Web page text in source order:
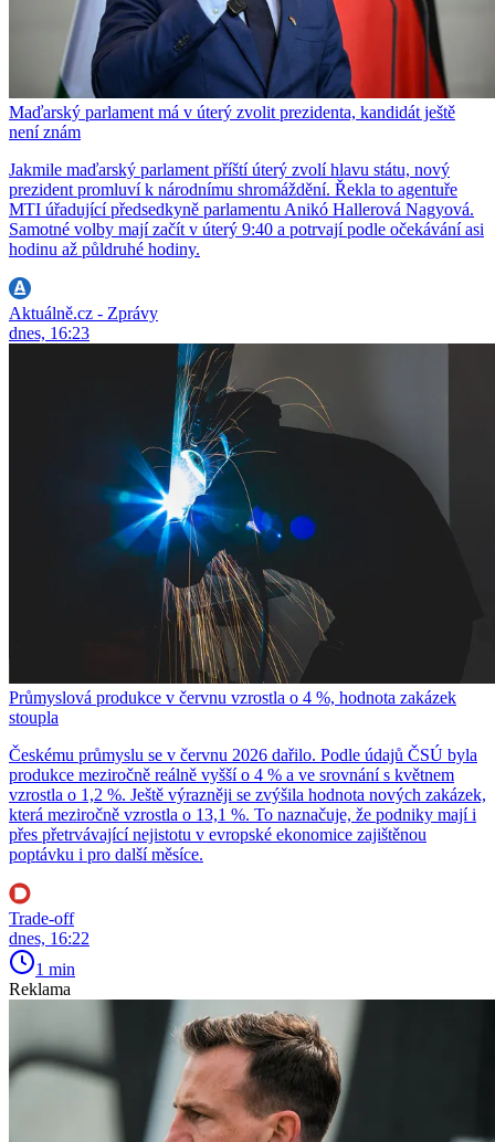
Maďarský parlament má v úterý zvolit prezidenta, kandidát ještě
není znám
Jakmile maďarský parlament příští úterý zvolí hlavu státu, nový
prezident promluví k národnímu shromáždění. Řekla to agentuře
MTI úřadující předsedkyně parlamentu Anikó Hallerová Nagyová.
Samotné volby mají začít v úterý 9:40 a potrvají podle očekávání asi
hodinu až půldruhé hodiny.
Aktuálně.cz - Zprávy
dnes, 16:23
Průmyslová produkce v červnu vzrostla o 4 %, hodnota zakázek
stoupla
Českému průmyslu se v červnu 2026 dařilo. Podle údajů ČSÚ byla
produkce meziročně reálně vyšší o 4 % a ve srovnání s květnem
vzrostla o 1,2 %. Ještě výrazněji se zvýšila hodnota nových zakázek,
která meziročně vzrostla o 13,1 %. To naznačuje, že podniky mají i
přes přetrvávající nejistotu v evropské ekonomice zajištěnou
poptávku i pro další měsíce.
Trade-off
dnes, 16:22
1 min
Reklama